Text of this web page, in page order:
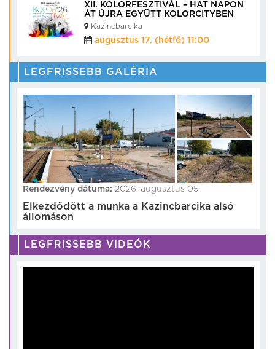
XII. KOLORFESZTIVÁL – HAT NAPON
ÁT ÚJRA EGYÜTT KOLORCITYBEN
Kazincbarcika
augusztus 17. (hétfő) 11:00
LEGFRISSEBB GALÉRIA
Rendezvény dátuma: 2026. augusztus 05.
Elkezdődött a munka a Kazincbarcika alsó
állomáson
LEGFRISSEBB VIDEÓK